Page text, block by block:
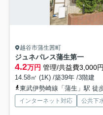
越谷市蒲生茜町
ジュネパレス蒲生第一
4.2万円 管理/共益費3,000円
14.58㎡ (1K) /築39年 /3階建
東武伊勢崎線「蒲生」駅 徒
インターネット対応 公共下